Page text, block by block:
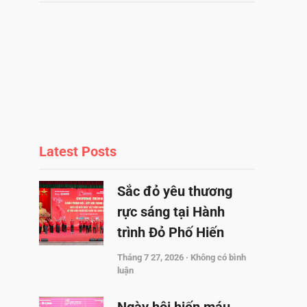
Latest Posts
Sắc đỏ yêu thương
rực sáng tại Hành
trình Đỏ Phố Hiến
Tháng 7 27, 2026
Không có bình
luận